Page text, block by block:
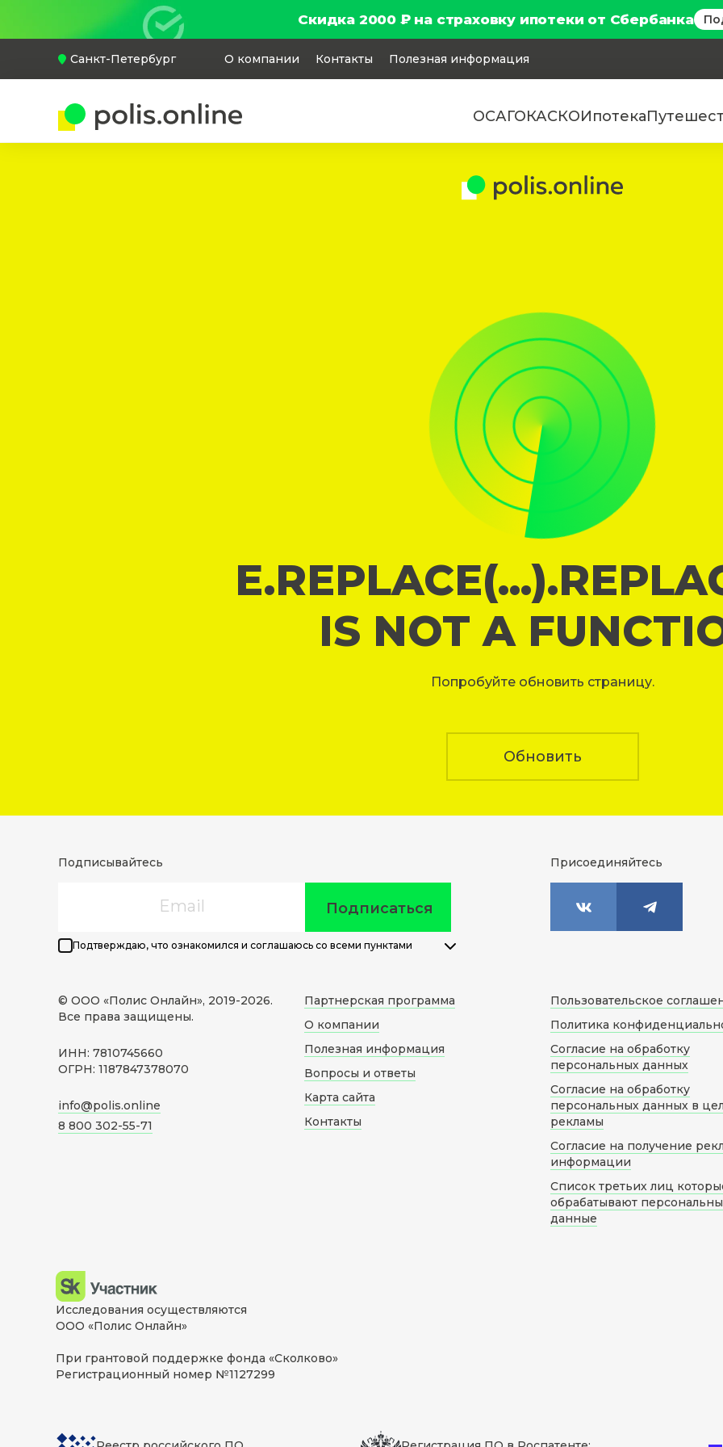
Скидка 2000 ₽ на страховку ипотеки от Сбербанка
Санкт-Петербург О компании Контакты Полезная информация
ОСАГОКАСКОИпотека
IS NOT A
Попробуйте обновить страницу.
Обновить
Подписывайтесь
Подписаться
Подтверждаю, что ознакомился и соглашаюсь со всеми пунктами
Присоединяйтесь
© ООО «Полис Онлайн», 2019-2026.
Все права защищены.
ИНН: 7810745660
ОГРН: 1187847378070
info@polis.online
8 800 302-55-71
Партнерская программа
О компании
Полезная информация
Вопросы и ответы
Карта сайта
Контакты
Пользовательское
Политика
Согласие на обработку
персональных данных
Согласие на обработку
персональных данных в
рекламы
Согласие на получение
информации
Список третьих лиц
обрабатывают
данные
Исследования осуществляются
ООО «Полис Онлайн»
При грантовой поддержке фонда «Сколково»
Регистрационный номер №1127299